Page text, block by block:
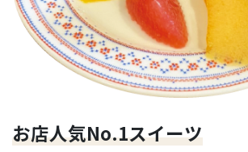
お店人気No.1スイーツ